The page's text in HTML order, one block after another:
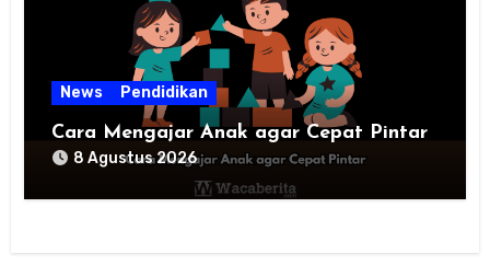
News Pendidikan
Cara Mengajar Anak agar Cepat Pintar
8 Agustus 2026